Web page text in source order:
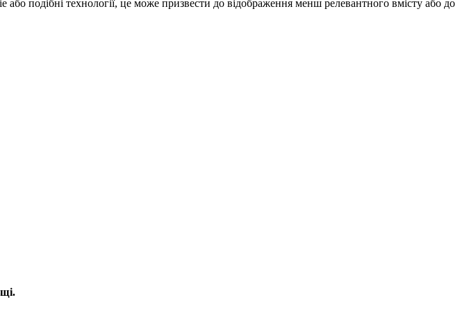
подібні технології, це може призвести до відображення менш релевантного вмісту або до